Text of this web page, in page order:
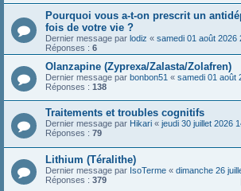
Pourquoi vous a-t-on prescrit un
fois de votre vie ?
Dernier message par lodiz « samedi 01 août 2026
Réponses : 6
Olanzapine (Zyprexa/Zalasta/Zolafren)
Dernier message par bonbon51 « samedi 01 août
Réponses : 138
Traitements et troubles cognitifs
Dernier message par Hikari « jeudi 30 juillet 2026
Réponses : 79
Lithium (Téralithe)
Dernier message par IsoTerme « dimanche 26
Réponses : 379